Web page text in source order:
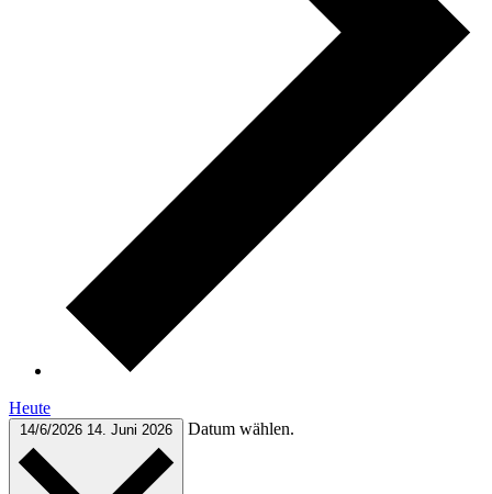
Heute
14/6/2026 14. Juni 2026 Datum wählen.